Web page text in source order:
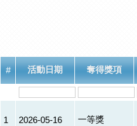
# 活動日期 奪得獎項
1 2026-05-16 一等獎